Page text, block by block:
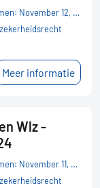
November 12, 2024
zekerheidsrecht
Meer informatie
Wlz -
November 11, 2024
zekerheidsrecht